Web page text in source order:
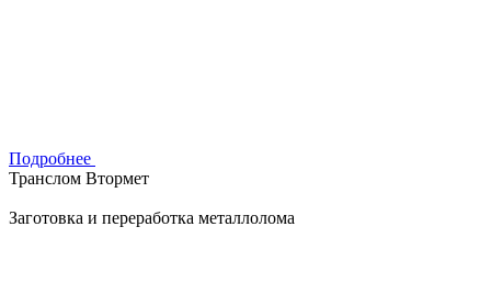
Подробнее
Транслом Втормет
Заготовка и переработка металлолома